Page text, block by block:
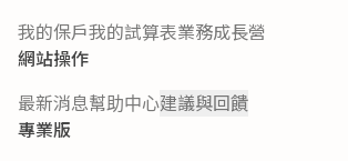
我的保戶我的試算表業務成長營
網站操作
最新消息幫助中心建議與回饋
專業版